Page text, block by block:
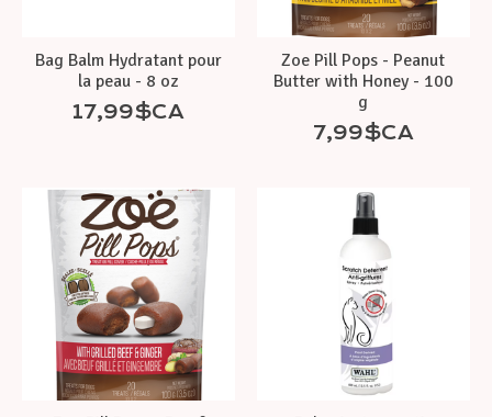
Bag Balm Hydratant pour
la peau - 8 oz
17,99$CA
Zoe Pill Pops - Peanut
Butter with Honey - 100
g
7,99$CA